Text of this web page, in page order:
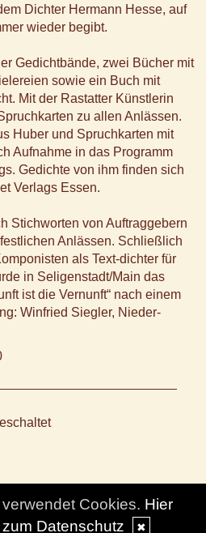
Dichter Hermann Hesse, auf
wieder begibt.
Gedichtbände, zwei Bücher mit
sowie ein Buch mit
Mit der Rastatter Künstlerin
zu allen Anlässen.
Huber und Spruchkarten mit
Aufnahme in das Programm
Gedichte von ihm finden sich
Verlags Essen.
Stichworten von Auftraggebern
Anlässen. Schließlich
als Text-dichter für
in Seligenstadt/Main das
ist die Vernunft“ nach einem
Winfried Siegler, Nieder-
by BlueLionWebdesign.de
Cookies. Hier
Datenschutz
✖